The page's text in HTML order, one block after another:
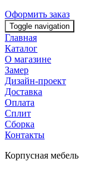
Оформить заказ
Toggle navigation
Главная
Каталог
О магазине
Замер
Дизайн-проект
Доставка
Оплата
Сплит
Сборка
Контакты
Корпусная мебель